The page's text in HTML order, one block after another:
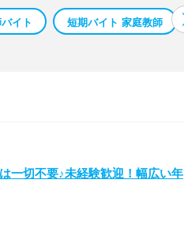
イト 短期バイト 家庭教師
一切不要♪未経験歓迎！幅広い年